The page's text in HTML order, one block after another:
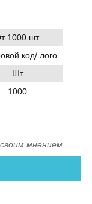
1000 шт.
код/ лого
Шт
1000
мнением.